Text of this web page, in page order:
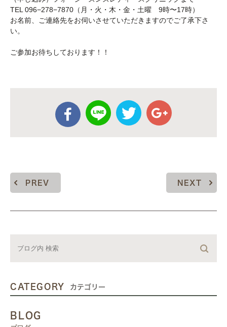
TEL 096−278−7870（月・火・木・金・土曜 9時〜17時）
お名前、ご連絡先をお伺いさせていただきますのでご了承下さ
い。
ご参加お待ちしております！！
PREV NEXT
CATEGORY カテゴリー
BLOG